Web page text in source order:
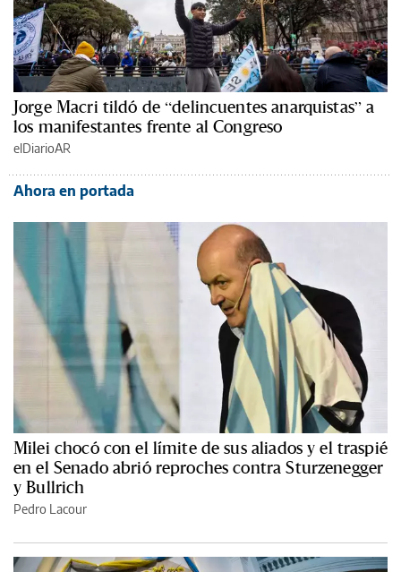
Jorge Macri tildó de “delincuentes anarquistas” a
los manifestantes frente al Congreso
elDiarioAR
Ahora en portada
Milei chocó con el límite de sus aliados y el traspié
en el Senado abrió reproches contra Sturzenegger
y Bullrich
Pedro Lacour